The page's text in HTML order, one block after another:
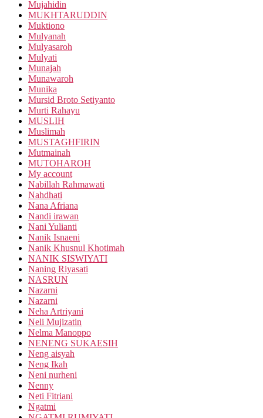
Mujahidin
MUKHTARUDDIN
Muktiono
Mulyanah
Mulyasaroh
Mulyati
Munajah
Munawaroh
Munika
Mursid Broto Setiyanto
Murti Rahayu
MUSLIH
Muslimah
MUSTAGHFIRIN
Mutmainah
MUTOHAROH
My account
Nabillah Rahmawati
Nahdhati
Nana Afriana
Nandi irawan
Nani Yulianti
Nanik Isnaeni
Nanik Khusnul Khotimah
NANIK SISWIYATI
Naning Riyasati
NASRUN
Nazarni
Nazarni
Neha Artriyani
Neli Mujizatin
Nelma Manoppo
NENENG SUKAESIH
Neng aisyah
Neng Ikah
Neni nurheni
Nenny
Neti Fitriani
Ngatmi